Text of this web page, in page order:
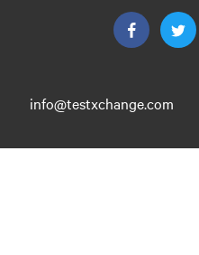
info@testxchange.com